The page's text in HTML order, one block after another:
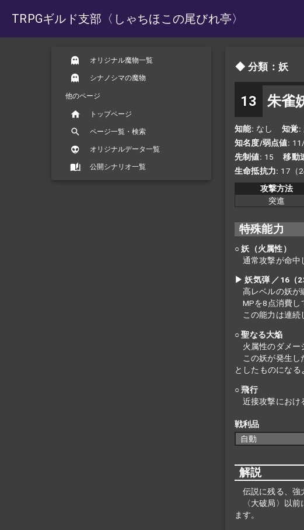
TRPGギルド支部 〈しゃちほこの尾びれ亭〉
オリジナル魔物一覧
シナノシマの魔物
他のページ
トップページ
ページ一覧・検索
オリジナルデータ一覧
公開シナリオ一覧
分類：妖
13 朱雀
知能 なし 知覚
知名度/弱点値
先制値
15 移動
生命抵抗力
17（
攻撃方法
突進
特殊能力
○ 妖（火属性）
通常攻撃が命中
▶ 妖気弾 ／16（
高レベルの妖が
MPを8点消費し
この能力は連続
○ 聖なる大焔
火属性のダメー
この妖が発生
としたものになる
○ 飛行
近接攻撃におけ
戦利品
自動
解説
伝説に残る、強
〈大破局〉以
ます。